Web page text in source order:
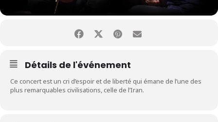
Détails de l'événement
Ce concert est un cri d’espoir et de liberté qui émane de l’une des
plus remarquables civilisations, celle de l’Iran.